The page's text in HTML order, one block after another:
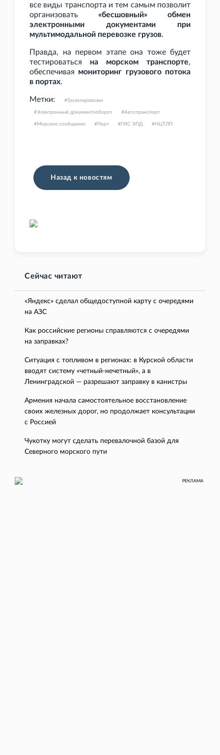
все виды транспорта и тем самым позволит
организовать «бесшовный» обмен
электронными документами при
мультимодальной перевозке грузов.
Правда, на первом этапе она тоже будет
тестироваться на морском транспорте,
обеспечивая мониторинг грузового потока
в портах.
Метки: Грузоперевозки
Электронный документооборот Автотранспорт
Морское сообщение Порт ГИС ЭПД НЦТЛП
Назад к новостям
Сейчас читают
«Яндекс» сделал общедоступной карту с очередями
на АЗС
Как российские регионы справляются с очередями
на заправках?
Ситуация с топливом в регионах: в Курской области
вводят систему «четный-нечетный», а в
Ленинградской — разрешают заправку в канистры
Армения начала самостоятельное восстановление
своих железных дорог, но продолжает консультации
с Россией
Чукотку могут сделать перевалочной базой для
Северного морского пути
РЕКЛАМА